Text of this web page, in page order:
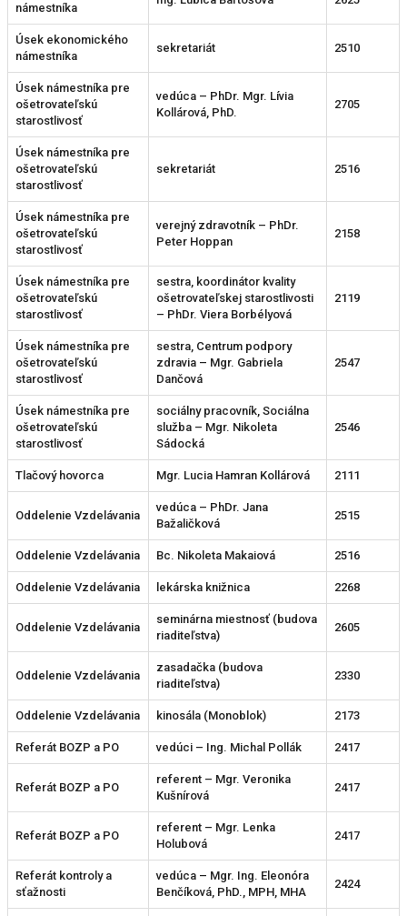
námestníka
Úsek ekonomického
námestníka
sekretariát 2510
Úsek námestníka pre
ošetrovateľskú
starostlivosť
vedúca – PhDr. Mgr. Lívia
Kollárová, PhD.
2705
Úsek námestníka pre
ošetrovateľskú
starostlivosť
sekretariát 2516
Úsek námestníka pre
ošetrovateľskú
starostlivosť
verejný zdravotník – PhDr.
Peter Hoppan
2158
Úsek námestníka pre
ošetrovateľskú
starostlivosť
sestra, koordinátor kvality
ošetrovateľskej starostlivosti
– PhDr. Viera Borbélyová
2119
Úsek námestníka pre
ošetrovateľskú
starostlivosť
sestra, Centrum podpory
zdravia – Mgr. Gabriela
Dančová
2547
Úsek námestníka pre
ošetrovateľskú
starostlivosť
sociálny pracovník, Sociálna
služba – Mgr. Nikoleta
Sádocká
2546
Tlačový hovorca Mgr. Lucia Hamran Kollárová 2111
Oddelenie Vzdelávania
vedúca – PhDr. Jana
Bažaličková
2515
Oddelenie Vzdelávania Bc. Nikoleta Makaiová 2516
Oddelenie Vzdelávania lekárska knižnica 2268
Oddelenie Vzdelávania
seminárna miestnosť (budova
riaditeľstva)
2605
Oddelenie Vzdelávania
zasadačka (budova
riaditeľstva)
2330
Oddelenie Vzdelávania kinosála (Monoblok) 2173
Referát BOZP a PO vedúci – Ing. Michal Pollák 2417
Referát BOZP a PO
referent – Mgr. Veronika
Kušnírová
2417
Referát BOZP a PO
referent – Mgr. Lenka
Holubová
2417
Referát kontroly a
sťažnosti
vedúca – Mgr. Ing. Eleonóra
Benčíková, PhD., MPH, MHA
2424